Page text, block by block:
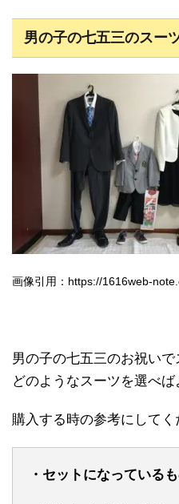
男の子の七五三のスー
画像引用：https://1616web-
男の子の七五三のお祝いで
どのようなスーツを選べ
購入する時の参考にしてく
・ セットになっている